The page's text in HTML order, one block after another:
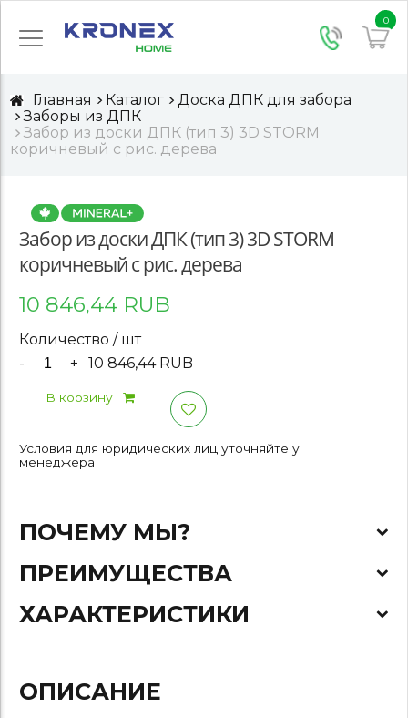
0
Главная Каталог
Доска ДПК для забора
Заборы из ДПК
Забор из доски ДПК (тип 3) 3D STORM
коричневый с рис. дерева
Забор из доски ДПК (тип 3) 3D STORM
коричневый с рис. дерева
10 846,44 RUB
Количество / шт
-
+ 10 846,44 RUB
В корзину
Условия для юридических лиц уточняйте у
менеджера
ПОЧЕМУ МЫ?
ПРЕИМУЩЕСТВА
ХАРАКТЕРИСТИКИ
ОПИСАНИЕ